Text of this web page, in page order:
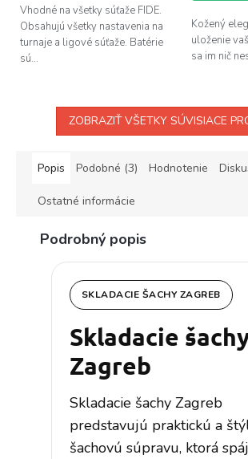
5
hviezdičiek.
Vhodné na všetky súťaže FIDE.
Obsahujú všetky nastavenia na
turnaje a ligové súťaže. Batérie
sú...
Kožený
uloženie
sa im nič
ZOBRAZIŤ VŠETKY SÚVISIACE
Popis Podobné (3) Hodnotenie
Ostatné informácie
Podrobný popis
SKLADACIE ŠACHY ZAGREB
Skladacie
Zagreb
Skladacie šachy Zagreb
predstavujú praktickú a
šachovú súpravu, ktorá